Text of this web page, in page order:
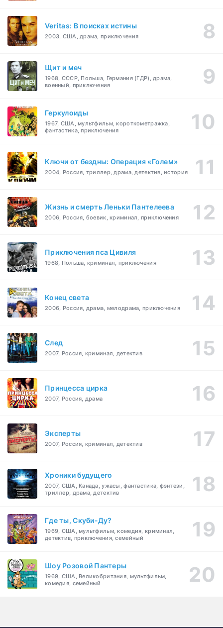
Veritas: В поисках истины
2003, США, драма, приключения
Щит и меч
1968, СССР, Польша, Германия (ГДР), драма,
военный, приключения
Геркулоиды
1967, США, мультфильм, короткометражка,
фантастика, приключения
Ключи от бездны: Операция «Голем»
2004, Россия, триллер, драма, детектив, история
Жизнь и смерть Леньки Пантелеева
2006, Россия, боевик, криминал, приключения
Приключения пса Цивиля
1968, Польша, криминал, приключения
Конец света
2006, Россия, драма, мелодрама, приключения
След
2007, Россия, криминал, детектив
Принцесса цирка
2007, Россия, драма
Эксперты
2007, Россия, криминал, детектив
Хроники будущего
2007, США, Канада, ужасы, фантастика, фэнтези,
триллер, драма, детектив
Где ты, Скуби-Ду?
1969, США, мультфильм, комедия, криминал,
детектив, приключения, семейный
Шоу Розовой Пантеры
1969, США, Великобритания, мультфильм,
комедия, семейный